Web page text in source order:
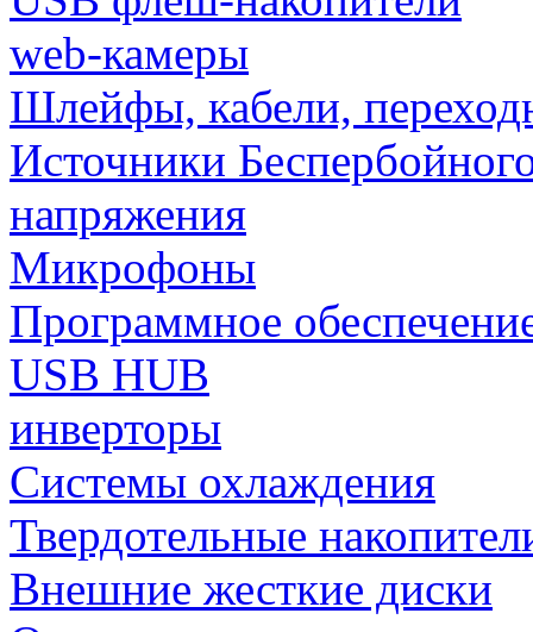
web-камеры
Шлейфы, кабели,
Источники
напряжения
Микрофоны
Программное
USB HUB
инверторы
Системы охлаждения
Твердотельные
Внешние жесткие диски